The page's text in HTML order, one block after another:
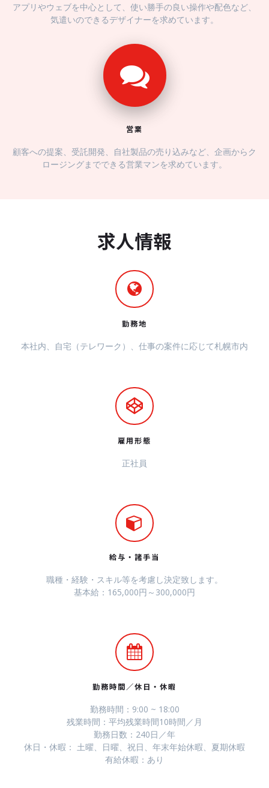
アプリやウェブを中心として、使い勝手の良い操作や配色など、
気遣いのできるデザイナーを求めています。
営業
顧客への提案、受託開発、自社製品の売り込みなど、企画からク
ロージングまでできる営業マンを求めています。
求人情報
勤務地
本社内、自宅（テレワーク）、仕事の案件に応じて札幌市内
雇用形態
正社員
給与・諸手当
職種・経験・スキル等を考慮し決定致します。
基本給：165,000円～300,000円
勤務時間／休日・休暇
勤務時間：9:00 ~ 18:00
残業時間：平均残業時間10時間／月
勤務日数：240日／年
休日・休暇： 土曜、日曜、祝日、年末年始休暇、夏期休暇
有給休暇：あり